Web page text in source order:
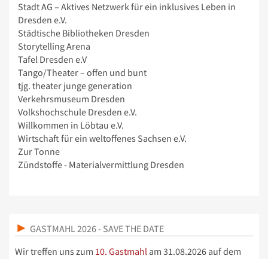
Stadt AG – Aktives Netzwerk für ein inklusives Leben in
Dresden e.V.
Städtische Bibliotheken Dresden
Storytelling Arena
Tafel Dresden e.V
Tango/Theater – offen und bunt
tjg. theater junge generation
Verkehrsmuseum Dresden
Volkshochschule Dresden e.V.
Willkommen in Löbtau e.V.
Wirtschaft für ein weltoffenes Sachsen e.V.
Zur Tonne
Zündstoffe - Materialvermittlung Dresden
GASTMAHL 2026 - SAVE THE DATE
Wir treffen uns zum 10. Gastmahl am 31.08.2026 auf dem